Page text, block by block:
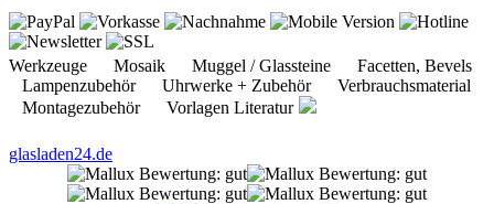
Werkzeuge Mosaik Muggel / Glassteine Facetten, Bevels
Lampenzubehör Uhrwerke + Zubehör Verbrauchsmaterial
Montagezubehör Vorlagen Literatur
glasladen24.de